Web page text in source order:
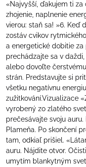
«Najvyšší, ďakujem ti za
zhojenie, naplnenie
vierou: staň sa! »6. Keď
zostáv cvikov
a energetické dobitie za
prechádzajte sa v
alebo dovoľte
strán. Predstavujte si
všetku negatívnu
zužitkování.Vizualizace
vyrobený zo zlatého
prečesávajte svoju
Plameňa. Po skončení
tam, odkiaľ prišiel.
auru. Nájdite otvor.
umytím blankytným